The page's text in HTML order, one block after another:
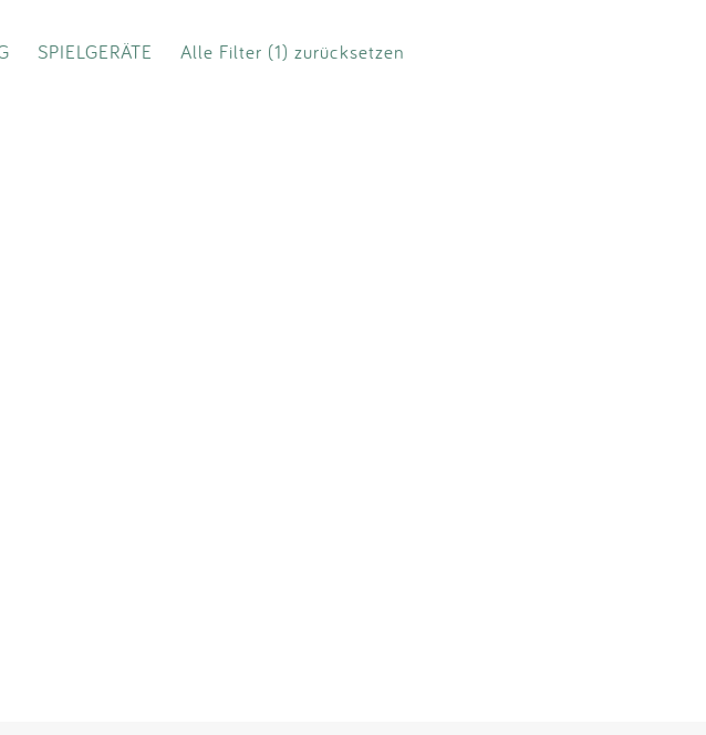
SPIELGERÄTE Alle Filter (1) zurücksetzen